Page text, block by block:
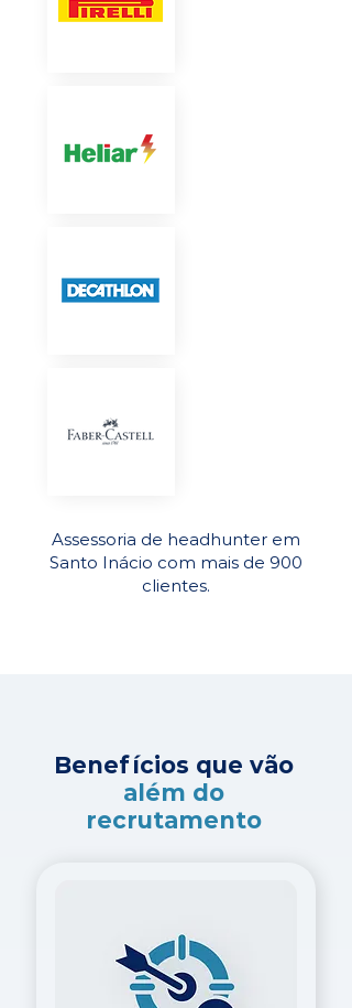
Assessoria de headhunter em
Santo Inácio com mais de 900
clientes.
Benefícios que vão
além do
recrutamento